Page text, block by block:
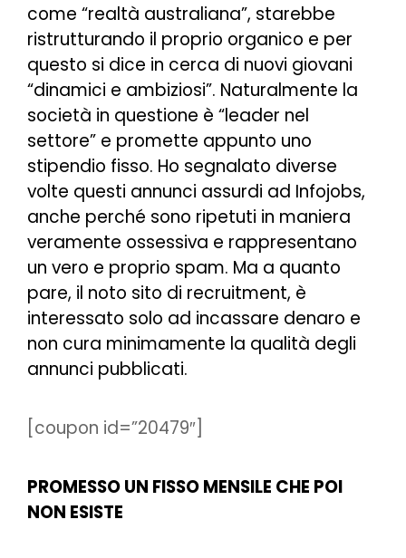
come “realtà australiana”, starebbe
ristrutturando il proprio organico e per
questo si dice in cerca di nuovi giovani
“dinamici e ambiziosi”. Naturalmente la
società in questione è “leader nel
settore” e promette appunto uno
stipendio fisso. Ho segnalato diverse
volte questi annunci assurdi ad Infojobs,
anche perché sono ripetuti in maniera
veramente ossessiva e rappresentano
un vero e proprio spam. Ma a quanto
pare, il noto sito di recruitment, è
interessato solo ad incassare denaro e
non cura minimamente la qualità degli
annunci pubblicati.
[coupon id=”20479″]
PROMESSO UN FISSO MENSILE CHE POI
NON ESISTE